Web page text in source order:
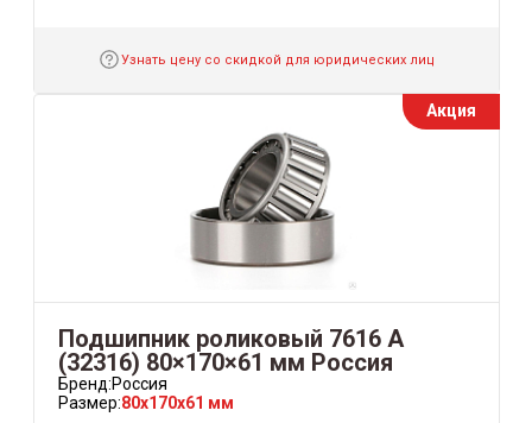
Узнать цену со скидкой для юридических лиц
Акция
Подшипник роликовый 7616 А
(32316) 80×170×61 мм Россия
Бренд:Россия
Размер:80x170x61 мм